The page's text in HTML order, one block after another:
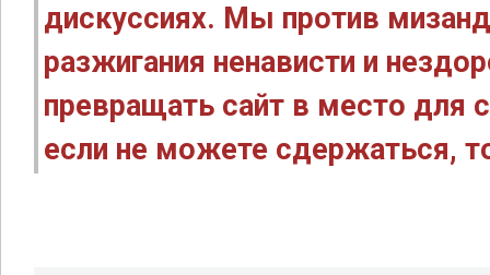
дискуссиях. Мы против
разжигания ненависти и
превращать сайт в место для
если не можете сдержаться,